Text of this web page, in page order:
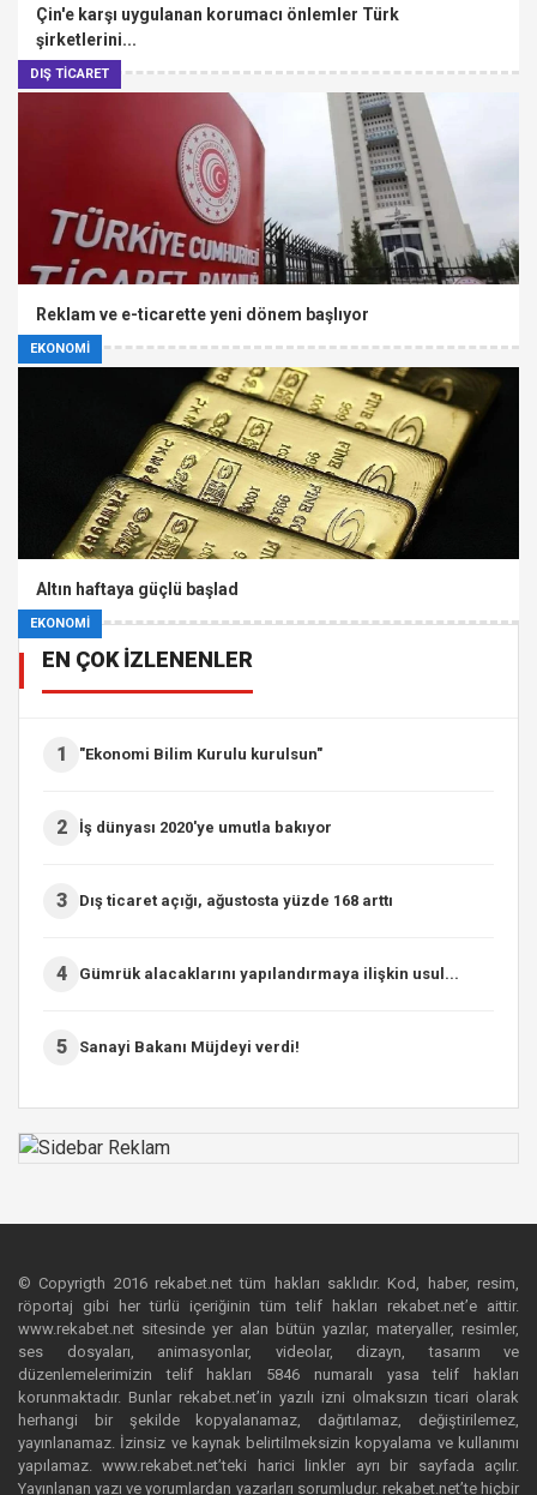
DIŞ TİCARET
Çin'e karşı uygulanan korumacı önlemler Türk
şirketlerini...
EKONOMİ
Reklam ve e-ticarette yeni dönem başlıyor
EKONOMİ
Altın haftaya güçlü başlad
EN ÇOK İZLENENLER
1 "Ekonomi Bilim Kurulu kurulsun"
2 İş dünyası 2020'ye umutla bakıyor
3 Dış ticaret açığı, ağustosta yüzde 168 arttı
4 Gümrük alacaklarını yapılandırmaya ilişkin usul...
5 Sanayi Bakanı Müjdeyi verdi!
© Copyrigth 2016 rekabet.net tüm hakları saklıdır. Kod, haber, resim,
röportaj gibi her türlü içeriğinin tüm telif hakları rekabet.net’e aittir.
www.rekabet.net sitesinde yer alan bütün yazılar, materyaller, resimler,
ses dosyaları, animasyonlar, videolar, dizayn, tasarım ve
düzenlemelerimizin telif hakları 5846 numaralı yasa telif hakları
korunmaktadır. Bunlar rekabet.net’in yazılı izni olmaksızın ticari olarak
herhangi bir şekilde kopyalanamaz, dağıtılamaz, değiştirilemez,
yayınlanamaz. İzinsiz ve kaynak belirtilmeksizin kopyalama ve kullanımı
yapılamaz. www.rekabet.net’teki harici linkler ayrı bir sayfada açılır.
Yayınlanan yazı ve yorumlardan yazarları sorumludur. rekabet.net’te hiçbir